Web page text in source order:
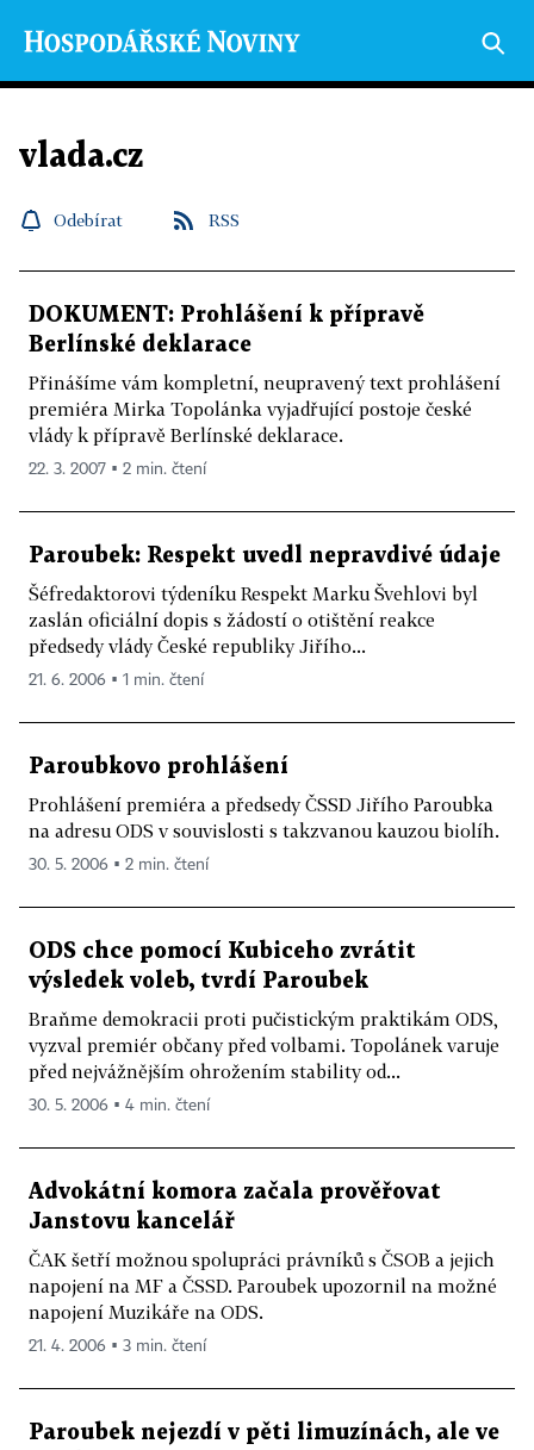
vlada.cz
Odebírat RSS
DOKUMENT: Prohlášení k přípravě
Berlínské deklarace
Přinášíme vám kompletní, neupravený text prohlášení
premiéra Mirka Topolánka vyjadřující postoje české
vlády k přípravě Berlínské deklarace.
22. 3. 2007 ▪ 2 min. čtení
Paroubek: Respekt uvedl nepravdivé údaje
Šéfredaktorovi týdeníku Respekt Marku Švehlovi byl
zaslán oficiální dopis s žádostí o otištění reakce
předsedy vlády České republiky Jiřího...
21. 6. 2006 ▪ 1 min. čtení
Paroubkovo prohlášení
Prohlášení premiéra a předsedy ČSSD Jiřího Paroubka
na adresu ODS v souvislosti s takzvanou kauzou biolíh.
30. 5. 2006 ▪ 2 min. čtení
ODS chce pomocí Kubiceho zvrátit
výsledek voleb, tvrdí Paroubek
Braňme demokracii proti pučistickým praktikám ODS,
vyzval premiér občany před volbami. Topolánek varuje
před nejvážnějším ohrožením stability od...
30. 5. 2006 ▪ 4 min. čtení
Advokátní komora začala prověřovat
Janstovu kancelář
ČAK šetří možnou spolupráci právníků s ČSOB a jejich
napojení na MF a ČSSD. Paroubek upozornil na možné
napojení Muzikáře na ODS.
21. 4. 2006 ▪ 3 min. čtení
Paroubek nejezdí v pěti limuzínách, ale ve